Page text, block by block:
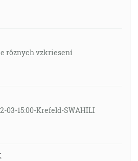
rôznych vzkriesení
03-15:00-Krefeld-SWAHILI